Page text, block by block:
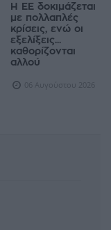
Η ΕΕ δοκιμάζεται
με πολλαπλές
κρίσεις, ενώ οι
εξελίξεις...
καθορίζονται
αλλού
06 Αυγούστου 2026